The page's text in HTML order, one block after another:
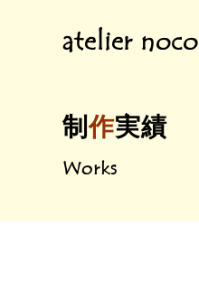
atelier noco
制作実績
Works